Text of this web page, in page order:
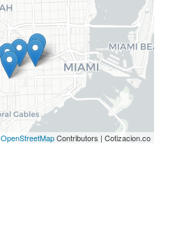
OpenStreetMapContributors | Cotizacion.co